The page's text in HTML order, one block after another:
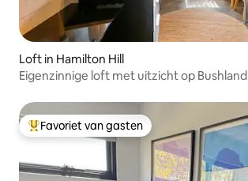
Loft in Hamilton Hill
Eigenzinnige loft met uitzicht op Bushland
Topfavoriet van gasten
Favoriet van gasten